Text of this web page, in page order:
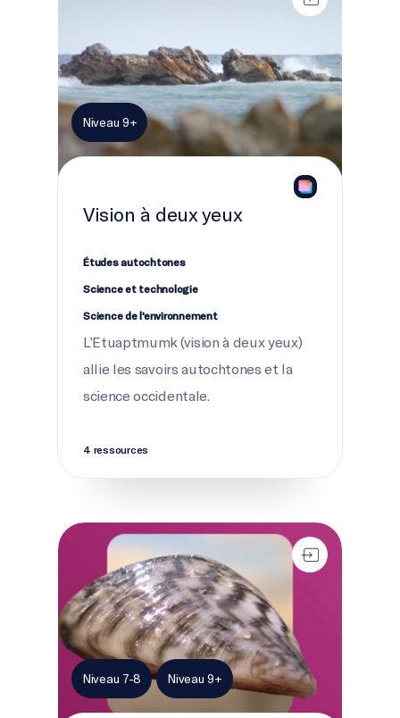
Niveau 9+
Vision à deux yeux
Études autochtones
Science et technologie
Science de l'environnement
L’Etuaptmumk (vision à deux yeux)
allie les savoirs autochtones et la
science occidentale.
4 ressources
Soyez au courant : Le fleuve Saint-Laurent
Niveau 7-8 Niveau 9+